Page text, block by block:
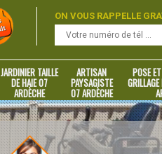
ON VOUS RAPPELLE
JARDINIER TAILLE
DE HAIE 07
ARDÈCHE
ARTISAN
PAYSAGISTE
07 ARDÈCHE
POSE